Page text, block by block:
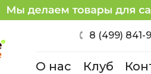
8 (499) 841-
О нас Клуб